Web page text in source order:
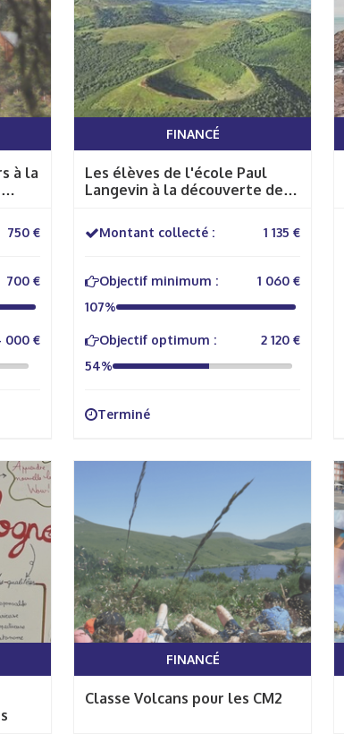
à la
750 €
700 €
000 €
FINANCÉ
Les élèves de l'école Paul
Langevin à la découverte des
Montant collecté : 1 135 €
Objectif minimum :
1 060 €
107%
Objectif optimum :
2 120 €
54%
Terminé
FINANCÉ
Classe Volcans pour les CM2